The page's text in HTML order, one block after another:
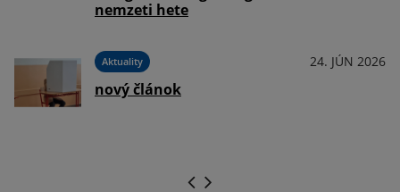
nemzeti hete
Aktuality 24. JÚN 2026
nový článok